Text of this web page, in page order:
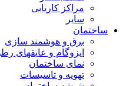
مراکز کاریابی
سایر
ساختمان
برق و هوشمند سازی
ایزوگام و عایقهای رطوبتی
نمای ساختمان
تهویه و تاسیسات